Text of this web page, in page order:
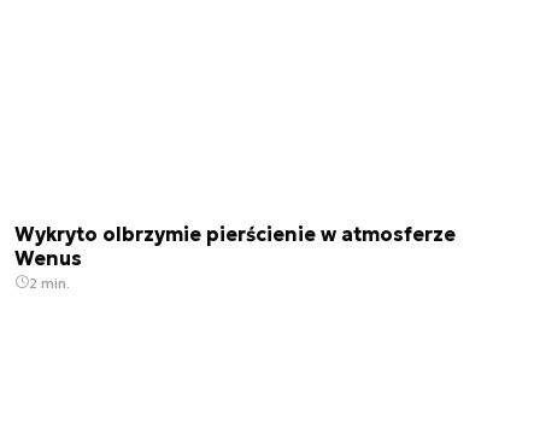
Wykryto olbrzymie pierścienie w atmosferze
Wenus
2 min.